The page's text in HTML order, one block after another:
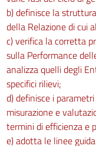
b) definisce la
della Relazione di cui
c) verifica la corretta
sulla Performance
analizza quelli degli
specifici rilievi;
d) definisce i
misurazione e
termini di efficienza e
e) adotta le linee